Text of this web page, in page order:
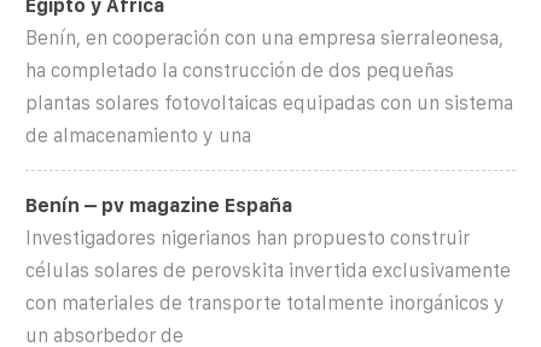
Egipto y África
Benín, en cooperación con una empresa sierraleonesa,
ha completado la construcción de dos pequeñas
plantas solares fotovoltaicas equipadas con un sistema
de almacenamiento y una
Benín – pv magazine España
Investigadores nigerianos han propuesto construir
células solares de perovskita invertida exclusivamente
con materiales de transporte totalmente inorgánicos y
un absorbedor de